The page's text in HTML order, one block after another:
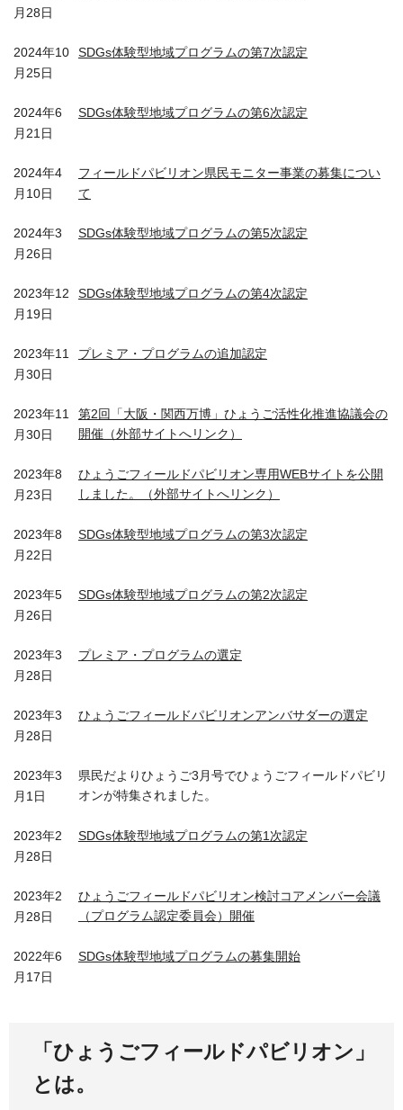
月28日
2024年10
月25日
SDGs体験型地域プログラムの第7次認定
2024年6
月21日
SDGs体験型地域プログラムの第6次認定
2024年4
月10日
フィールドパビリオン県民モニター事業の募集につい
て
2024年3
月26日
SDGs体験型地域プログラムの第5次認定
2023年12
月19日
SDGs体験型地域プログラムの第4次認定
2023年11
月30日
プレミア・プログラムの追加認定
2023年11
月30日
第2回「大阪・関西万博」ひょうご活性化推進協議会の
開催（外部サイトへリンク）
2023年8
月23日
ひょうごフィールドパビリオン専用WEBサイトを公開
しました。（外部サイトへリンク）
2023年8
月22日
SDGs体験型地域プログラムの第3次認定
2023年5
月26日
SDGs体験型地域プログラムの第2次認定
2023年3
月28日
プレミア・プログラムの選定
2023年3
月28日
ひょうごフィールドパビリオンアンバサダーの選定
2023年3
月1日
県民だよりひょうご3月号でひょうごフィールドパビリ
オンが特集されました。
2023年2
月28日
SDGs体験型地域プログラムの第1次認定
2023年2
月28日
ひょうごフィールドパビリオン検討コアメンバー会議
（プログラム認定委員会）開催
2022年6
月17日
SDGs体験型地域プログラムの募集開始
「ひょうごフィールドパビリオン」
とは。